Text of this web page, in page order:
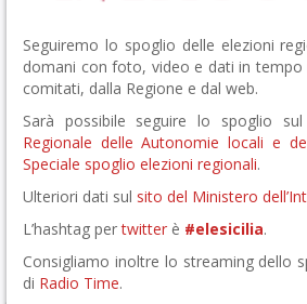
Seguiremo lo spoglio delle elezioni
domani con foto, video e dati in tempo
comitati, dalla Regione e dal web.
Sarà possibile seguire lo spoglio sul
Regionale delle Autonomie locali e
Speciale spoglio elezioni regionali.
Ulteriori dati sul sito del Ministero
L’hashtag pertwitter è #elesicilia.
Consigliamo inoltre lo streaming dello
di Radio Time.